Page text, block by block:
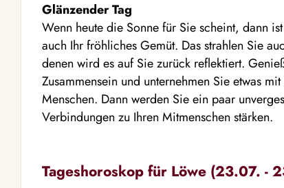
Glänzender Tag
Wenn heute die Sonne für Sie scheint, dann
auch Ihr fröhliches Gemüt. Das strahlen Sie
denen wird es auf Sie zurück reflektiert.
Zusammensein und unternehmen Sie etwas
Menschen. Dann werden Sie ein paar
Verbindungen zu Ihren Mitmenschen stärken.
Tageshoroskop für Löwe (23.07. -